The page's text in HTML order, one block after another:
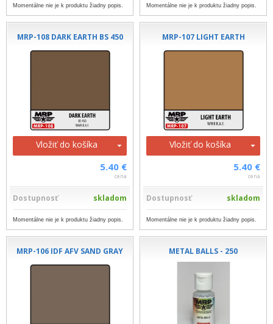
Momentálne nie je k produktu žiadny popis. Momentálne nie je k produktu žiadny popis.
MRP-108 DARK EARTH BS 450
Vložiť do košíka
5.40 €
cena
Dostupnosť skladom
Momentálne nie je k produktu žiadny popis.
MRP-107 LIGHT EARTH
Vložiť do košíka
5.40 €
cena
Dostupnosť skladom
Momentálne nie je k produktu žiadny popis.
MRP-106 IDF AFV SAND GRAY METAL BALLS - 250